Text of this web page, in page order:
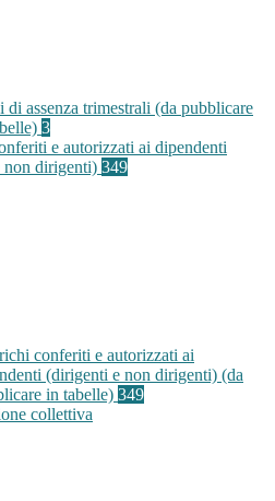
di assenza trimestrali (da pubblicare
3
e autorizzati ai dipendenti
non dirigenti) 349
conferiti e autorizzati ai
(dirigenti e non dirigenti) (da
in tabelle) 349
collettiva